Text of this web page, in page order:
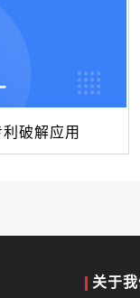
破解应用
关于我